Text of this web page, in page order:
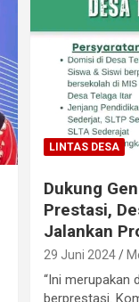
LINTAS DESA
Dukung
Prestasi,
Jalankan
29 Juni 2024
“Ini merupakan